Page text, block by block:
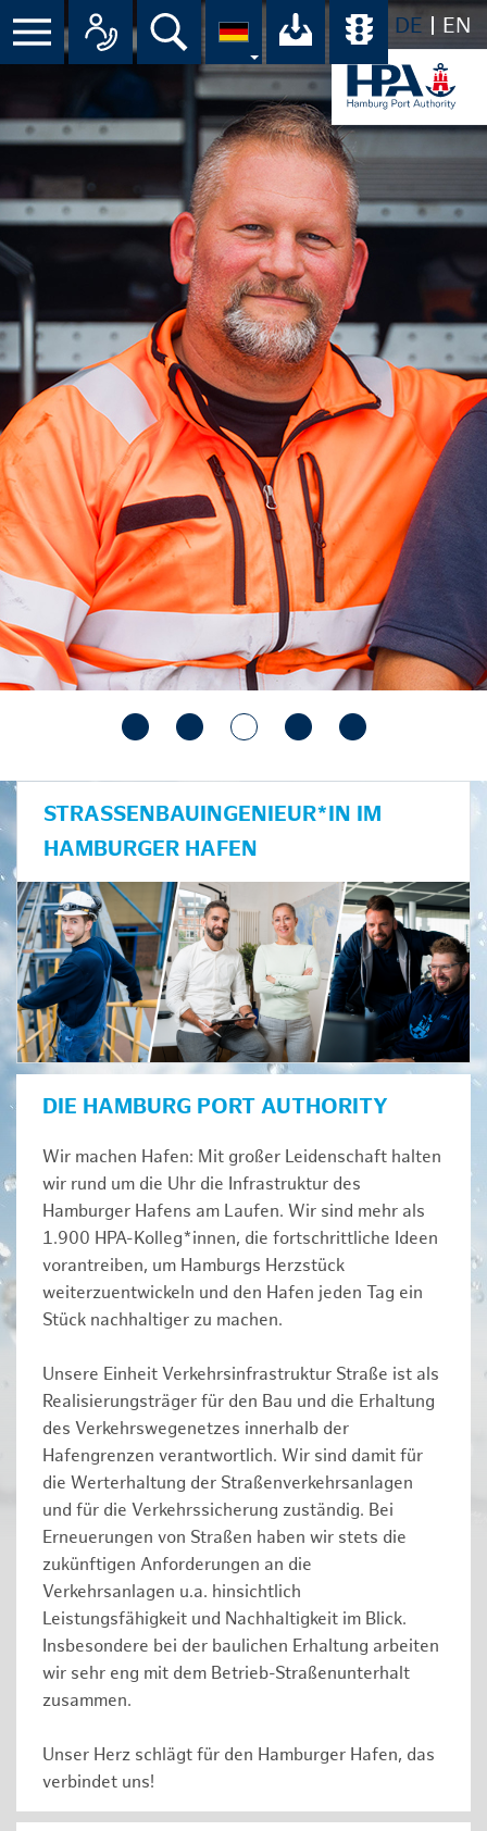
DE EN
Menü Alle Ansprechpartner im
Suche Ihr Download-
STRASSENBAUINGENIEUR*IN IM H
AMBURGER HAFEN
DIE HAMBURG PORT AUTHORITY
Wir machen Hafen: Mit großer Leidenschaft halten
wir rund um die Uhr die Infrastruktur des
Hamburger Hafens am Laufen. Wir sind mehr als
1.900 HPA-Kolleg*innen, die fortschrittliche Ideen
vorantreiben, um Hamburgs Herzstück
weiterzuentwickeln und den Hafen jeden Tag ein
Stück nachhaltiger zu machen.
Unsere Einheit Verkehrsinfrastruktur Straße ist als
Realisierungsträger für den Bau und die Erhaltung
des Verkehrswegenetzes innerhalb der
Hafengrenzen verantwortlich. Wir sind damit für
die Werterhaltung der Straßenverkehrsanlagen
und für die Verkehrssicherung zuständig. Bei
Erneuerungen von Straßen haben wir stets die
zukünftigen Anforderungen an die
Verkehrsanlagen u.a. hinsichtlich
Leistungsfähigkeit und Nachhaltigkeit im Blick.
Insbesondere bei der baulichen Erhaltung arbeiten
wir sehr eng mit dem Betrieb-Straßenunterhalt
zusammen.
Unser Herz schlägt für den Hamburger Hafen, das
verbindet uns!